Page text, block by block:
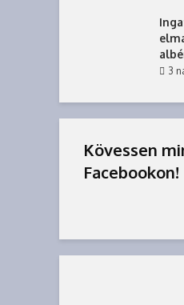
3
Kövessen
Facebookon!